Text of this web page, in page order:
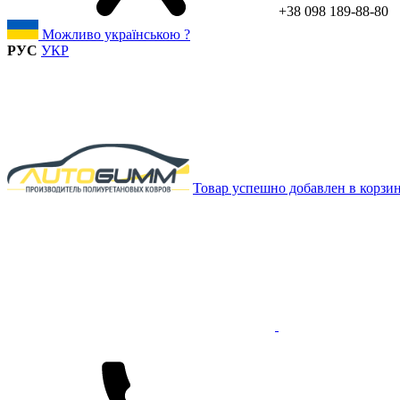
+38 098 189-88-80
Можливо українською ?
РУС УКР
Товар успешно добавлен в